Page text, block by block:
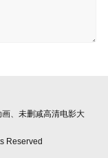
、未删减高清电影大
Reserved